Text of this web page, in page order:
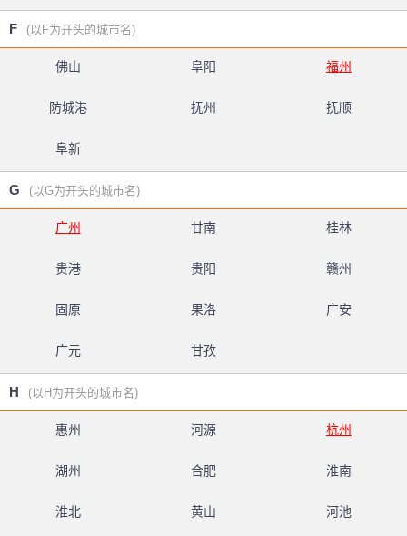
F (以F为开头的城市名)
佛山 阜阳 福州
防城港 抚州 抚顺
阜新
G (以G为开头的城市名)
广州 甘南 桂林
贵港 贵阳 赣州
固原 果洛 广安
广元 甘孜
H (以H为开头的城市名)
惠州 河源 杭州
湖州 合肥 淮南
淮北 黄山 河池